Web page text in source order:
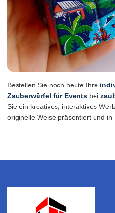
Bestellen Sie noch heute Ihre
Zauberwürfel für Events bei
Sie ein kreatives, interaktives
originelle Weise präsentiert und in